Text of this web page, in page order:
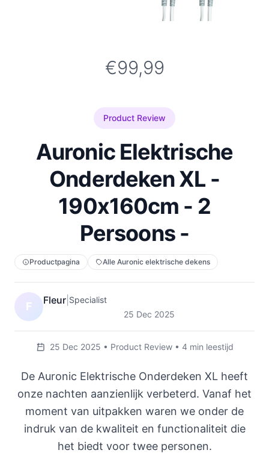
€99,99
Product Review
Auronic Elektrische
Onderdeken XL -
190x160cm - 2
Persoons -
Productpagina Alle Auronic elektrische dekens
F Fleur Specialist
25 Dec 2025
25 Dec 2025 • Product Review • 4 min leestijd
De Auronic Elektrische Onderdeken XL heeft
onze nachten aanzienlijk verbeterd. Vanaf het
moment van uitpakken waren we onder de
indruk van de kwaliteit en functionaliteit die
het biedt voor twee personen.